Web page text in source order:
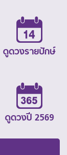
ดูดวงรายปักษ์
ดูดวงปี 2569